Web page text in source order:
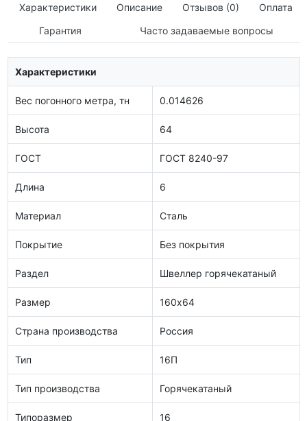
Характеристики Описание Отзывов (0)
Оплата
Гарантия
Часто задаваемые вопросы
Характеристики
Вес погонного метра, тн 0.014626
Высота 64
ГОСТ ГОСТ 8240-97
Длина 6
Материал Сталь
Покрытие Без покрытия
Раздел Швеллер горячекатаный
Размер 160х64
Страна производства Россия
Тип 16П
Тип производства Горячекатаный
Типоразмер 16